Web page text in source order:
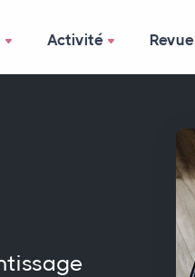
Activité Revue